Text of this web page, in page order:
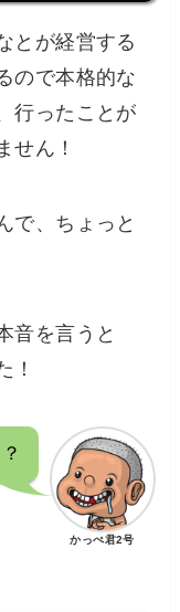
とが経営する
ので本格的な
行ったことが
せん！
で、ちょっと
音を言うと
！
かっぺ君2号